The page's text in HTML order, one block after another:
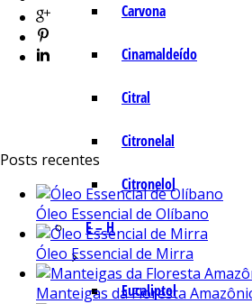
Carvona
Cinamaldeído
Citral
Citronelal
Citronelol
E – H
Eucaliptol
Posts recentes
Óleo Essencial de Olíbano
Óleo Essencial de Mirra
Manteigas da Floresta